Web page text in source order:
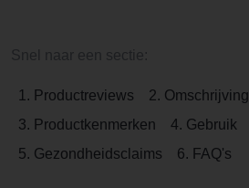
1. Productreviews
2. Omschrijving
3. Productkenmerken
4. Gebruik
5. Gezondheidsclaims
6. FAQ's